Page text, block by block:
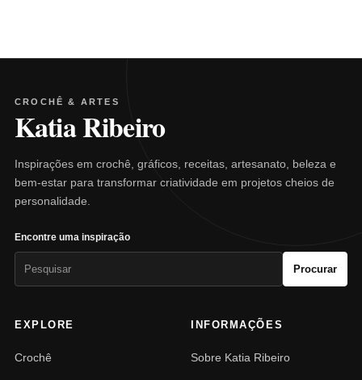
CROCHÊ & ARTES
Katia Ribeiro
Inspirações em crochê, gráficos, receitas, artesanato, beleza e
bem-estar para transformar criatividade em projetos cheios de
personalidade.
Encontre uma inspiração
Procurar
EXPLORE
Crochê
INFORMAÇÕES
Sobre Katia Ribeiro